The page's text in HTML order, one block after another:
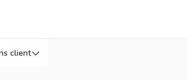
client